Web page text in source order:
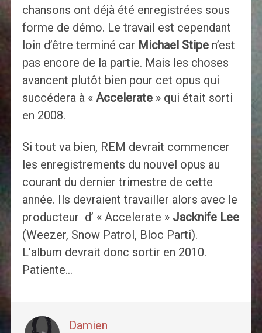
chansons ont déjà été enregistrées sous
forme de démo. Le travail est cependant
loin d’être terminé car Michael Stipen’est
pas encore de la partie. Mais les choses
avancent plutôt bien pour cet opus qui
succédera à « Accelerate» qui était sorti
en 2008.
Si tout va bien, REM devrait commencer
les enregistrements du nouvel opus au
courant du dernier trimestre de cette
année. Ils devraient travailler alors avec le
producteur d’ « Accelerate » Jacknife Lee
(Weezer, Snow Patrol, Bloc Parti).
L’album devrait donc sortir en 2010.
Patiente…
Damien